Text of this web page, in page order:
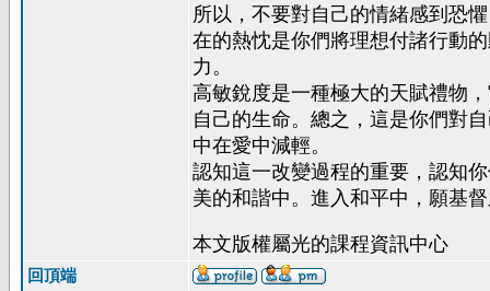
所以，不要對自己的情緒感到恐
在的熱忱是你們將理想付諸行動
力。
高敏銳度是一種極大的天賦禮物
自己的生命。總之，這是你們對
中在愛中減輕。
認知這一改變過程的重要，認知
美的和諧中。進入和平中，願基
本文版權屬光的課程資訊中心
回頂端